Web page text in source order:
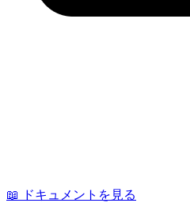
📖 ドキュメントを見る